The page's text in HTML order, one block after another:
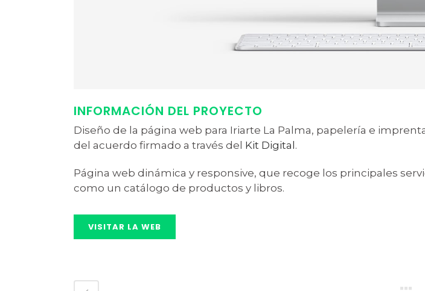
INFORMACIÓN DEL PROYECTO
Diseño de la página web para Iriarte La Palma, papelería e
del acuerdo firmado a través del Kit Digital.
Página web dinámica y responsive, que recoge los principales
como un catálogo de productos y libros.
VISITAR LA WEB